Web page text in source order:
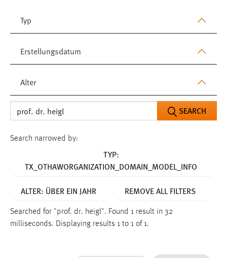
Typ
Erstellungsdatum
Alter
SEARCH
Search narrowed by:
TYP:
TX_OTHAWORGANIZATION_DOMAIN_MODEL_INFO
ALTER: ÜBER EIN JAHR REMOVE ALL FILTERS
Searched for "prof. dr. heigl". Found 1 result in 32
milliseconds. Displaying results 1 to 1 of 1.